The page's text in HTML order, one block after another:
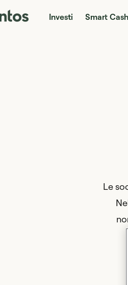
Investi Smart Cash
Le